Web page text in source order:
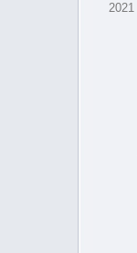
2021